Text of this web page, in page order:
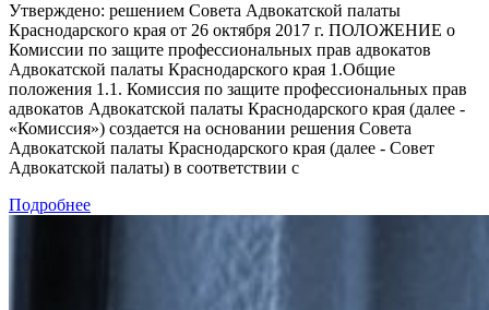
Утверждено: решением Совета Адвокатской палаты
Краснодарского края от 26 октября 2017 г. ПОЛОЖЕНИЕ о
Комиссии по защите профессиональных прав адвокатов
Адвокатской палаты Краснодарского края 1.Общие
положения 1.1. Комиссия по защите профессиональных прав
адвокатов Адвокатской палаты Краснодарского края (далее -
«Комиссия») создается на основании решения Совета
Адвокатской палаты Краснодарского края (далее - Совет
Адвокатской палаты) в соответствии с
Подробнее